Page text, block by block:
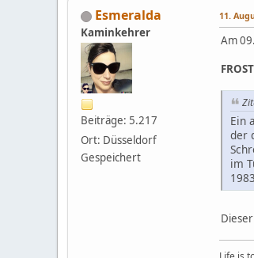
Esmeralda
Kaminkehrer
Beiträge: 5.217
Ort: Düsseldorf
Gespeichert
11.
Am
FROST
Ein
der
im